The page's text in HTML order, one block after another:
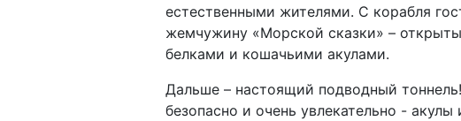
естественными жителями. С корабля
жемчужину «Морской сказки» –
белками и кошачьими акулами.
Дальше – настоящий подводный
безопасно и очень увлекательно -